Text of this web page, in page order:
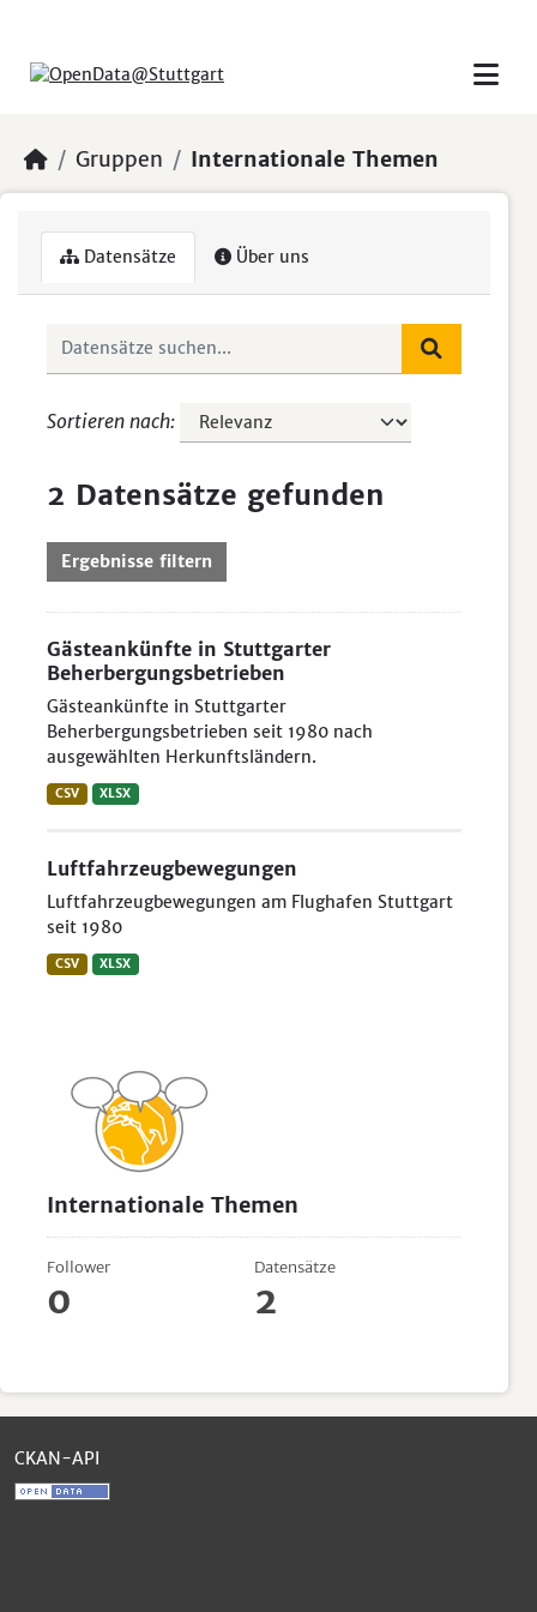
Gruppen Internationale Themen
Internationale Themen
Follower
0
Datensätze
2
Datensätze Über uns
Sortieren nach
2 Datensätze gefunden
Ergebnisse filtern
Gästeankünfte in Stuttgarter
Beherbergungsbetrieben
Gästeankünfte in Stuttgarter
Beherbergungsbetrieben seit 1980 nach
ausgewählten Herkunftsländern.
CSV XLSX
Luftfahrzeugbewegungen
Luftfahrzeugbewegungen am Flughafen Stuttgart
seit 1980
CSV XLSX
CKAN-API